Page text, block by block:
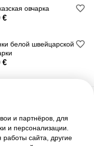
овчарка
€
белой швейцарской
€
и партнёров, для
и персонализации.
сайта, другие